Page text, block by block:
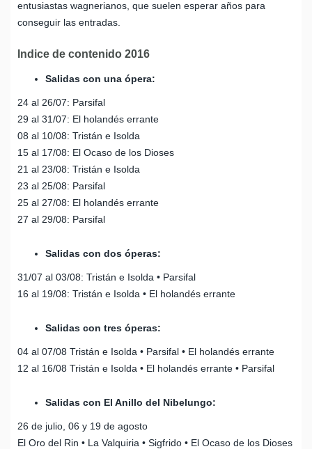
entusiastas wagnerianos, que suelen esperar años para
conseguir las entradas.
Indice de contenido 2016
Salidas con una ópera:
24 al 26/07: Parsifal
29 al 31/07: El holandés errante
08 al 10/08: Tristán e Isolda
15 al 17/08: El Ocaso de los Dioses
21 al 23/08: Tristán e Isolda
23 al 25/08: Parsifal
25 al 27/08: El holandés errante
27 al 29/08: Parsifal
Salidas con dos óperas:
31/07 al 03/08: Tristán e Isolda • Parsifal
16 al 19/08: Tristán e Isolda • El holandés errante
Salidas con tres óperas:
04 al 07/08 Tristán e Isolda • Parsifal • El holandés errante
12 al 16/08 Tristán e Isolda • El holandés errante • Parsifal
Salidas con El Anillo del Nibelungo:
26 de julio, 06 y 19 de agosto
El Oro del Rin • La Valquiria • Sigfrido • El Ocaso de los Dioses